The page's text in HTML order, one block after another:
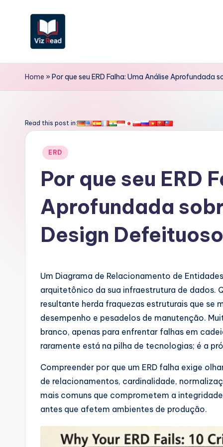
V
iz
e
rt
A
Home »Por que seu ERD Falha: Uma Análise Aprofundada
Read this post in:
Posted
ERD
Por que seu ERD
Aprofundada
Design
Um Diagrama de Relacionamento de
arquitetônico da sua infraestrutura de dados.
resultante herda fraquezas estruturais que se
desempenho e pesadelos de manutenção.
branco, apenas para enfrentar falhas em
raramente está na pilha de tecnologias; é a
Compreender por que um ERD falha exige
de relacionamentos, cardinalidade,
mais comuns que comprometem a
antes que afetem ambientes de produção.